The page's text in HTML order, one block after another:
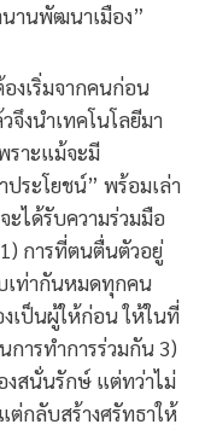
านพัฒนาเมือง”
งเริ่มจากคนก่อน
งนำเทคโนโลยีมา
ราะแม้จะมี
ประโยชน์” พร้อมเล่า
ะได้รับความร่วมมือ
การที่ตนตื่นตัวอยู่
เท่ากันหมดทุกคน
เป็นผู้ให้ก่อน ให้ในที่
ารทำการร่วมกัน 3)
สนั่นรักษ์ แต่ทว่าไม่
กลับสร้างศรัทธาให้